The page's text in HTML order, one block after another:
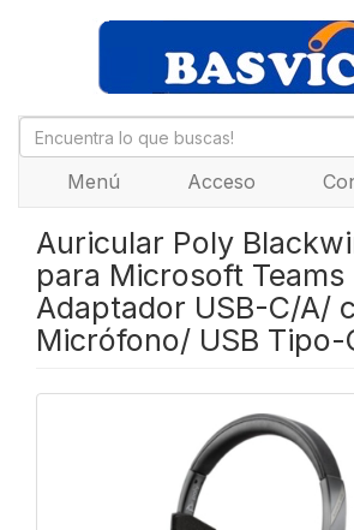
Menú Acceso
Auricular Poly
para Microsoft Teams
Adaptador USB-C/A/
Micrófono/ USB Tipo-